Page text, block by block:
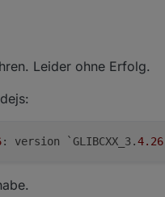
Leider ohne Erfolg.
: version `GLIBCXX_3.4.26